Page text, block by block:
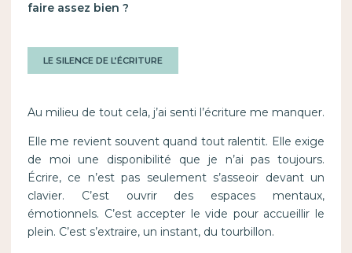
faire assez bien ?
LE SILENCE DE L’ÉCRITURE
Au milieu de tout cela, j’ai senti l’écriture me manquer.
Elle me revient souvent quand tout ralentit. Elle exige
de moi une disponibilité que je n’ai pas toujours.
Écrire, ce n’est pas seulement s’asseoir devant un
clavier. C’est ouvrir des espaces mentaux,
émotionnels. C’est accepter le vide pour accueillir le
plein. C’est s’extraire, un instant, du tourbillon.